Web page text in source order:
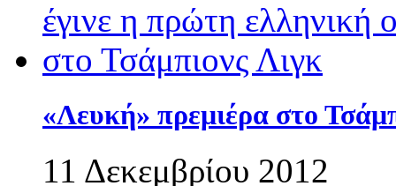
«Λευκή» πρεμιέρα στο
11 Δεκεμβρίου 2012